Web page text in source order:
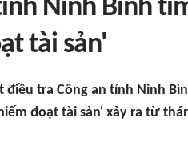
Ninh Bình
tài sản'
điều tra Công an tỉnh Ninh
đoạt tài sản' xảy ra từ